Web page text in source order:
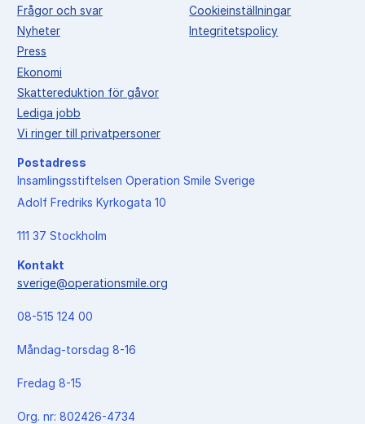
Frågor och svar
Nyheter
Press
Ekonomi
Skattereduktion för gåvor
Lediga jobb
Vi ringer till privatpersoner
Cookieinställningar
Integritetspolicy
Postadress
Insamlingsstiftelsen Operation Smile Sverige
Adolf Fredriks Kyrkogata 10
111 37 Stockholm
Kontakt
sverige@operationsmile.org
08-515 124 00
Måndag-torsdag 8-16
Fredag 8-15
Org. nr: 802426-4734